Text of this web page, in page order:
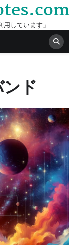
しています」
ド